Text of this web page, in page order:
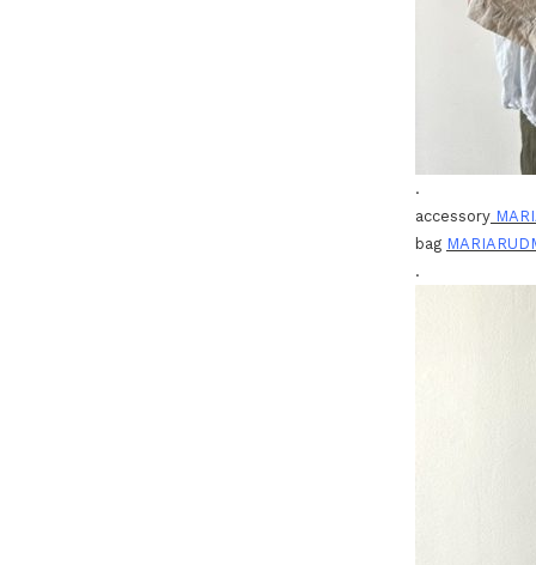
.
accessory
bag
.